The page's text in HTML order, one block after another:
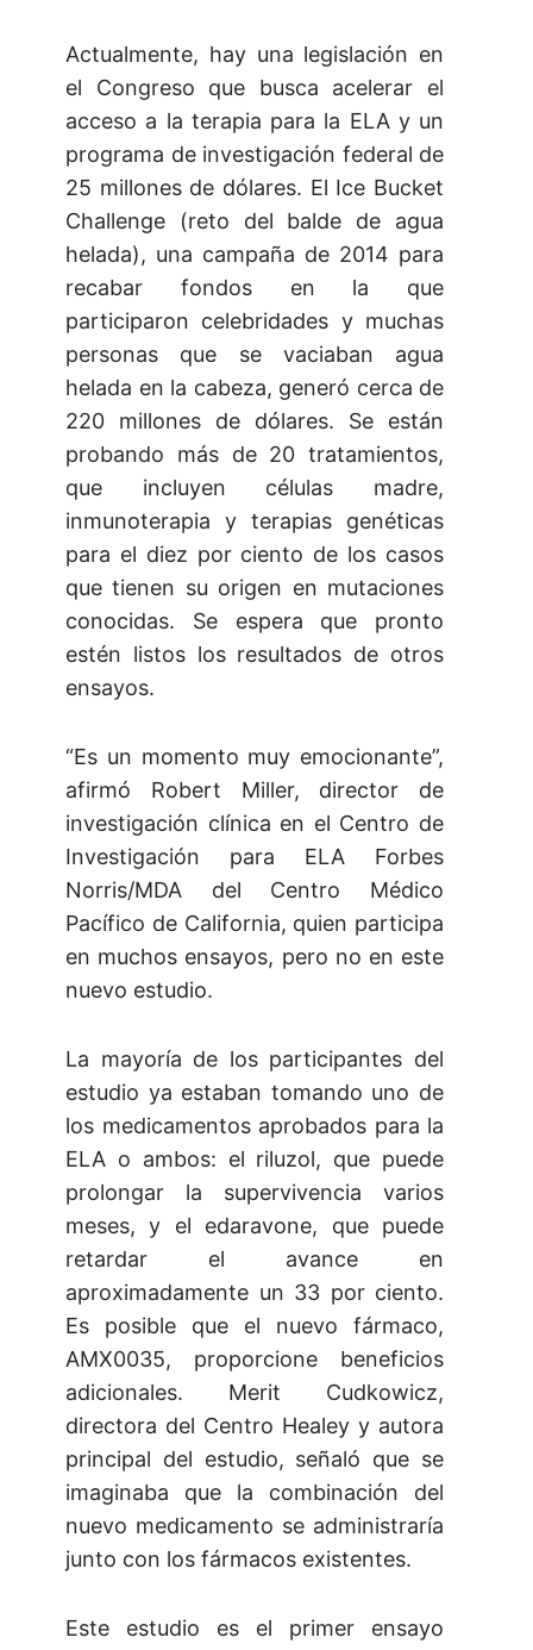
Actualmente, hay una legislación en
el Congreso que busca acelerar el
acceso a la terapia para la ELA y un
programa de investigación federal de
25 millones de dólares. El Ice Bucket
Challenge (reto del balde de agua
helada), una campaña de 2014 para
recabar fondos en la que
participaron celebridades y muchas
personas que se vaciaban agua
helada en la cabeza, generó cerca de
220 millones de dólares. Se están
probando más de 20 tratamientos,
que incluyen células madre,
inmunoterapia y terapias genéticas
para el diez por ciento de los casos
que tienen su origen en mutaciones
conocidas. Se espera que pronto
estén listos los resultados de otros
ensayos.
“Es un momento muy emocionante”,
afirmó Robert Miller, director de
investigación clínica en el Centro de
Investigación para ELA Forbes
Norris/MDA del Centro Médico
Pacífico de California, quien participa
en muchos ensayos, pero no en este
nuevo estudio.
La mayoría de los participantes del
estudio ya estaban tomando uno de
los medicamentos aprobados para la
ELA o ambos: el riluzol, que puede
prolongar la supervivencia varios
meses, y el edaravone, que puede
retardar el avance en
aproximadamente un 33 por ciento.
Es posible que el nuevo fármaco,
AMX0035, proporcione beneficios
adicionales. Merit Cudkowicz,
directora del Centro Healey y autora
principal del estudio, señaló que se
imaginaba que la combinación del
nuevo medicamento se administraría
junto con los fármacos existentes.
Este estudio es el primer ensayo